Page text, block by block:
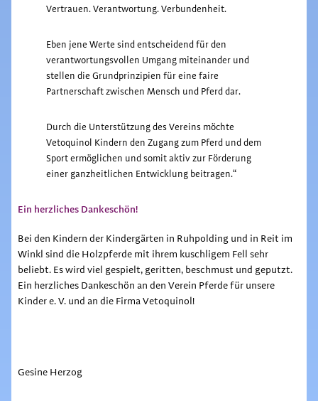
Vertrauen. Verantwortung. Verbundenheit.
Eben jene Werte sind entscheidend für den
verantwortungsvollen Umgang miteinander und
stellen die Grundprinzipien für eine faire
Partnerschaft zwischen Mensch und Pferd dar.
Durch die Unterstützung des Vereins möchte
Vetoquinol Kindern den Zugang zum Pferd und dem
Sport ermöglichen und somit aktiv zur Förderung
einer ganzheitlichen Entwicklung beitragen.“
Ein herzliches Dankeschön!
Bei den Kindern der Kindergärten in Ruhpolding und in Reit im
Winkl sind die Holzpferde mit ihrem kuschligem Fell sehr
beliebt. Es wird viel gespielt, geritten, beschmust und geputzt.
Ein herzliches Dankeschön an den Verein Pferde für unsere
Kinder e. V. und an die Firma Vetoquinol!
Gesine Herzog